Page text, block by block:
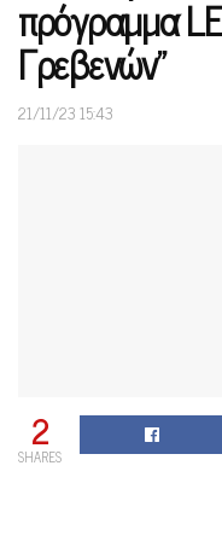
πρόγραμμα
Γρεβενών”
21/11/23 15:43
2
SHARES